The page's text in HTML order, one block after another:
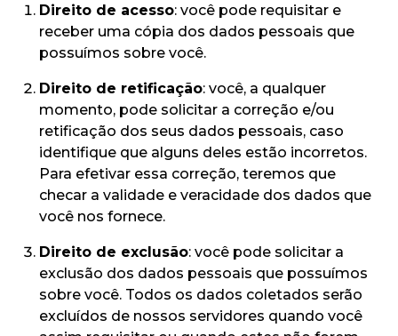
Direito de acesso: você pode requisitar e
receber uma cópia dos dados pessoais que
possuímos sobre você.
Direito de retificação: você, a qualquer
momento, pode solicitar a correção e/ou
retificação dos seus dados pessoais, caso
identifique que alguns deles estão incorretos.
Para efetivar essa correção, teremos que
checar a validade e veracidade dos dados que
você nos fornece.
Direito de exclusão: você pode solicitar a
exclusão dos dados pessoais que possuímos
sobre você. Todos os dados coletados serão
excluídos de nossos servidores quando você